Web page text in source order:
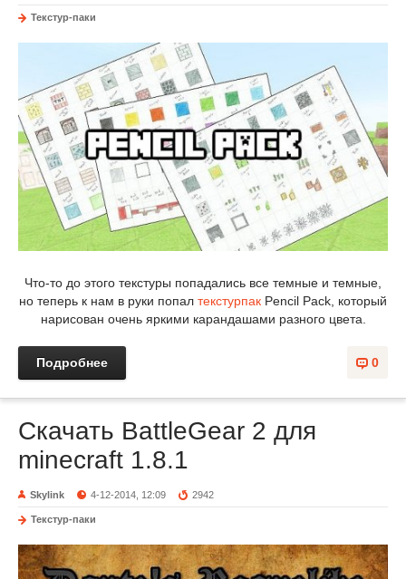
Текстур-паки
Что-то до этого текстуры попадались все темные и темные,
но теперь к нам в руки попал текстурпак Pencil Pack, который
нарисован очень яркими карандашами разного цвета.
0
Подробнее
Скачать BattleGear 2 для
minecraft 1.8.1
Skylink 4-12-2014, 12:09 2942
Текстур-паки